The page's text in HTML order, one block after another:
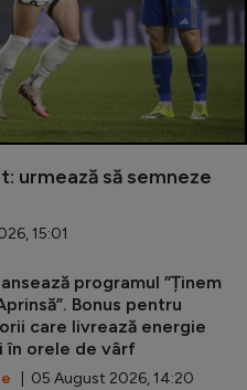
urmează să semneze
15:01
programul ”Ținem
Bonus pentru
care livrează energie
în orele de vârf
| 05 August 2026, 14:20